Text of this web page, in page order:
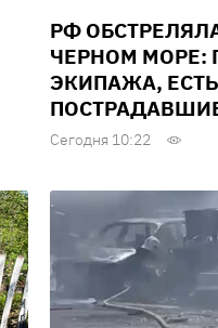
РФ
ЧЕРНОМ МОРЕ:
ЭКИПАЖА, ЕСТЬ
Сегодня 10:22